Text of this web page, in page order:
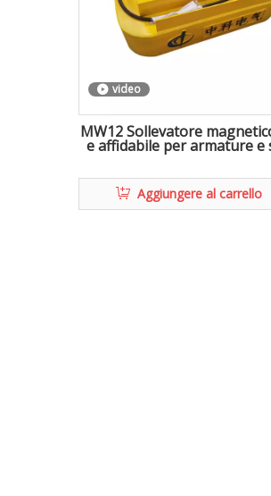
video
MW12 Sollevatore
e affidabile per armature e
Aggiungere al carrello